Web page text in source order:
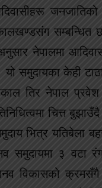
जनजातिको
सम्बन्धित
नेपालमा
समुदायका केही
तिर नेपाल
चित्त
भित्र यतिबेला
समुदायमा ३ वटा
क्रमसँगै